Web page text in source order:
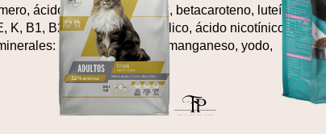
ácido cítrico, vitamina C, betacaroteno, luteína,
K, B1, B2, B6, B12, ácido fólico, ácido nicotínico,
zinc, hierro, cobre, manganeso, yodo,